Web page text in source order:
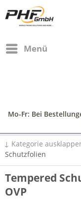
Menü
Mo-Fr: Bei
↓ Kategorie
Schutzfolien
Tempered
OVP